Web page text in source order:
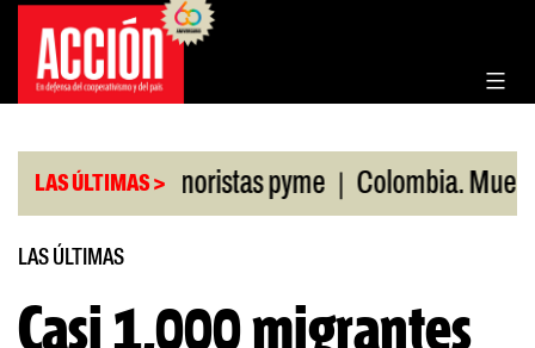
Saltar
contenido
LAS ÚLTIMAS >
ventas minoristas pyme | Colombia. Muertos
LAS ÚLTIMAS
Casi 1.000 migrantes